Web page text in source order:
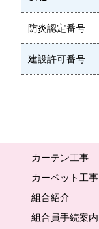
防炎認定番号
建設許可番号
カーテン工事
カーペット工事
組合紹介
組合員手続案内